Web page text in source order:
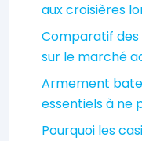
aux croisières
Comparatif des
sur le marché
Armement
essentiels à ne
Pourquoi les